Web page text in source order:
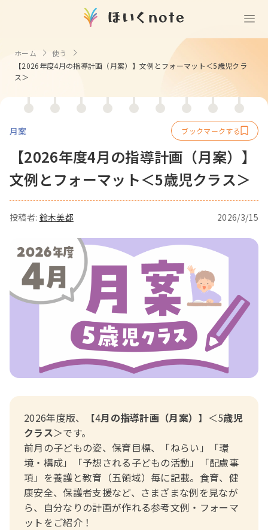
(無料)
室内遊び
戸外遊び・道具なし
ごっこ遊び・室内
ことば遊び
隙間時間
伝承遊び
作る
製作・あそび
折り紙
園の活動・行事
コミュニケーション
役立ち
資格・スキルアップ
塗り絵
壁紙
おたより文例
月案
年間カリキュラム
Books
クリエイター
ホーム
使う
【2026年度4月の指導計画（月案）】文例とフォーマット＜5歳児クラ
ス＞
月案
【2026年度4月の指導計画（月案）】
文例とフォーマット＜5歳児クラス＞
投稿者: 鈴木美都 2026/3/15
2026年度版、【4月の指導計画（月案） 】＜5歳児
クラス＞です。
前月の子どもの姿、保育目標、「ねらい」「環
境・構成」「予想される子どもの活動」「配慮事
項」を養護と教育（五領域）毎に記載。食育、健
康安全、保護者支援など、さまざまな例を見なが
ら、自分なりの計画が作れる参考文例・フォーマ
ットをご紹介！